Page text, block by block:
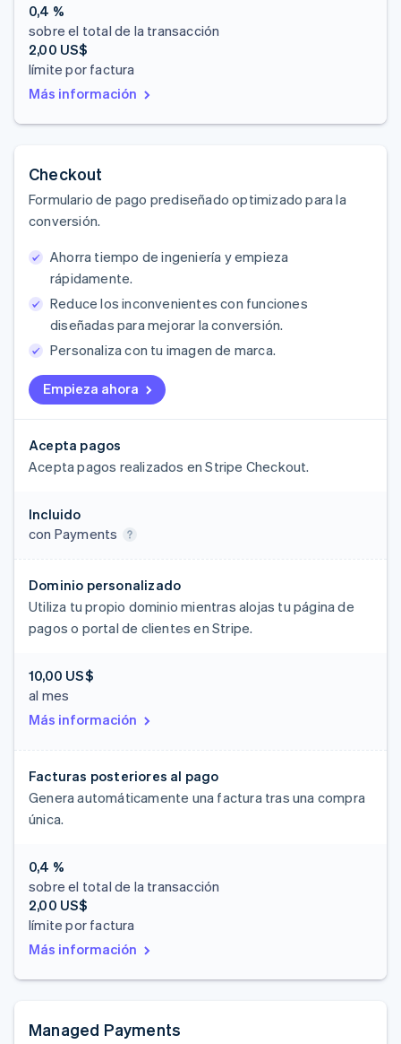
0,4 %
sobre el total de la transacción
2,00 US$
límite por factura
Más información
Checkout
Formulario de pago prediseñado optimizado para la
conversión.
Empieza ahora
Ahorra tiempo de ingeniería y empieza
rápidamente.
Reduce los inconvenientes con funciones
diseñadas para mejorar la conversión.
Personaliza con tu imagen de marca.
Acepta pagos
Acepta pagos realizados en Stripe Checkout.
Incluido
con Payments
Dominio personalizado
Utiliza tu propio dominio mientras alojas tu página de
pagos o portal de clientes en Stripe.
10,00 US$
al mes
Más información
Facturas posteriores al pago
Genera automáticamente una factura tras una compra
única.
0,4 %
sobre el total de la transacción
2,00 US$
límite por factura
Más información
Managed Payments